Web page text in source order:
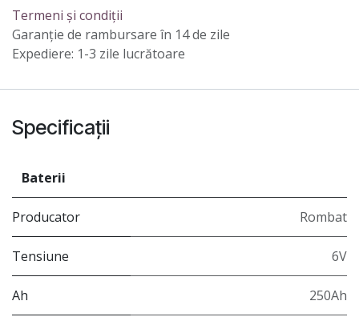
Termeni și condiții
Garanție de rambursare în 14 de zile
Expediere: 1-3 zile lucrătoare
Specificații
Baterii
Producator Rombat
Tensiune 6V
Ah 250Ah